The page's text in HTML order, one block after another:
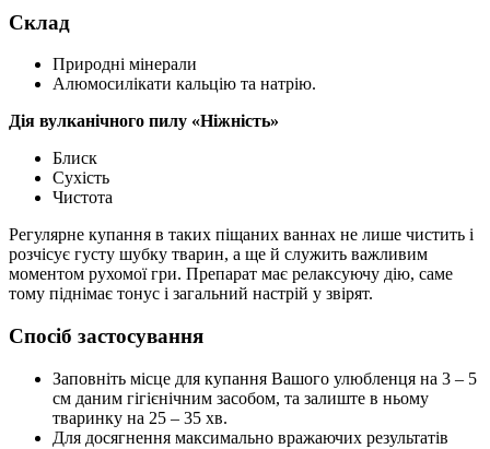
Склад
Природні мінерали
Алюмосилікати кальцію та натрію.
Дія вулканічного пилу «Ніжність»
Блиск
Сухість
Чистота
Регулярне купання в таких піщаних ваннах не лише чистить і
розчісує густу шубку тварин, а ще й служить важливим
моментом рухомої гри. Препарат має релаксуючу дію, саме
тому піднімає тонус і загальний настрій у звірят.
Спосіб застосування
Заповніть місце для купання Вашого улюбленця на 3 – 5
см даним гігієнічним засобом, та залиште в ньому
тваринку на 25 – 35 хв.
Для досягнення максимально вражаючих результатів